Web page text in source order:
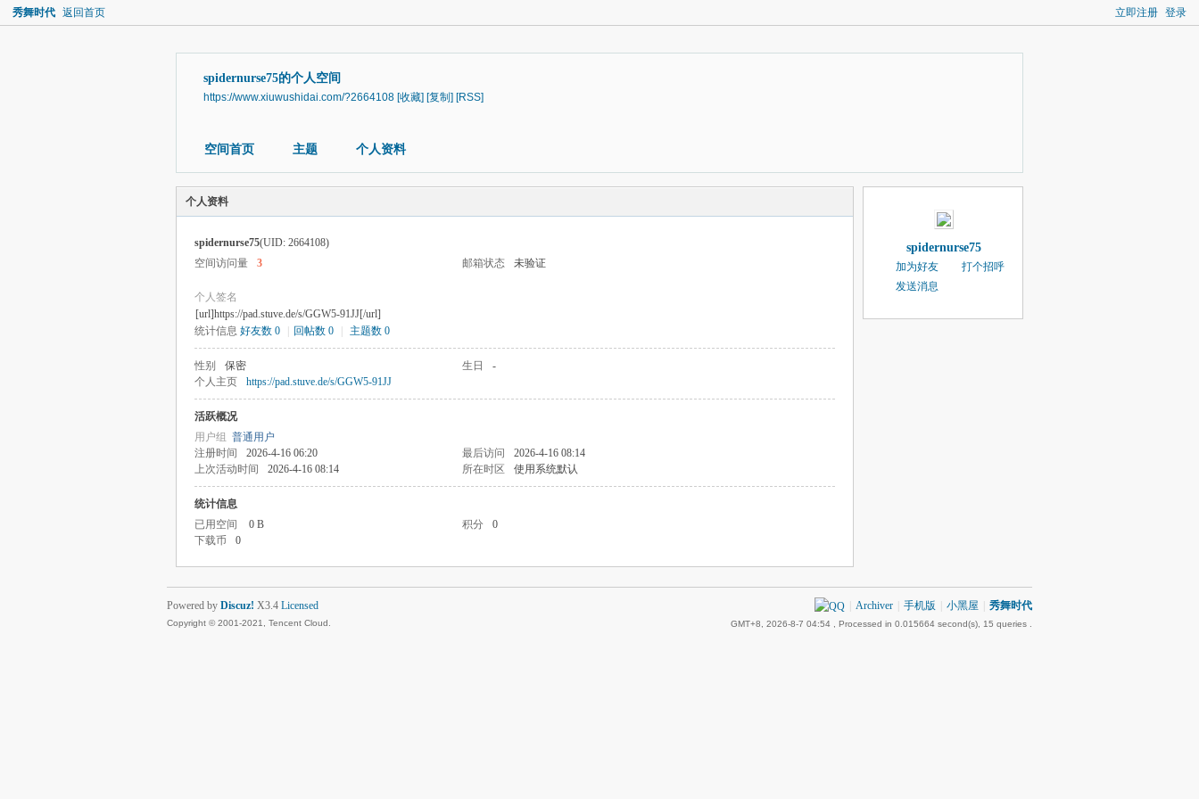
立即注册 登录
秀舞时代 返回首页
spidernurse75的个人空间
https://www.xiuwushidai.com/?2664108 [收藏] [复制] [RSS]
空间首页 主题 个人资料
个人资料
spidernurse75(UID: 2664108)
空间访问量
3 邮箱状态 未验证
个人签名
[url]https://pad.stuve.de/s/GGW5-91JJ[/url]
统计信息 好友数 0 回帖数 0 主题数 0
性别 保密 生日
-
个人主页
https://pad.stuve.de/s/GGW5-91JJ
活跃概况
用户组 普通用户
注册时间
2026-4-16 06:20 最后访问
2026-4-16 08:14
上次活动时间
2026-4-16 08:14 所在时区 使用系统默认
统计信息
已用空间
0 B 积分
0
下载币
0
spidernurse75
加为好友
打个招呼
发送消息
Archiver 手机版 小黑屋 秀舞时代
GMT+8, 2026-8-7 04:54 , Processed in 0.015664 second(s), 15 queries .
Powered by Discuz! X3.4 Licensed
Copyright © 2001-2021, Tencent Cloud.